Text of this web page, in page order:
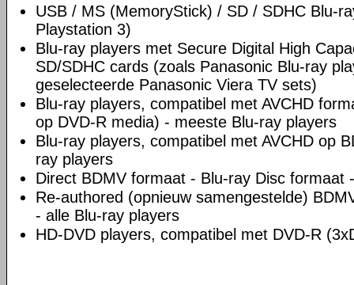
USB / MS (MemoryStick) / SD / SDHC Blu-
Playstation 3)
Blu-ray players met Secure Digital High
SD/SDHC cards (zoals Panasonic Blu-ray
geselecteerde Panasonic Viera TV sets)
Blu-ray players, compatibel met AVCHD
op DVD-R media) - meeste Blu-ray players
Blu-ray players, compatibel met AVCHD op
ray players
Direct BDMV formaat - Blu-ray Disc formaat
Re-authored (opnieuw samengestelde)
- alle Blu-ray players
HD-DVD players, compatibel met DVD-R